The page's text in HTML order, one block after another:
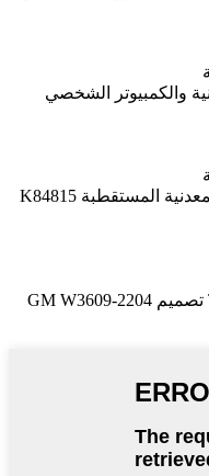
والكمبيوتر الشخصي
أرخص النظارات الشمسية TR المعدنية المستقطبة K84815